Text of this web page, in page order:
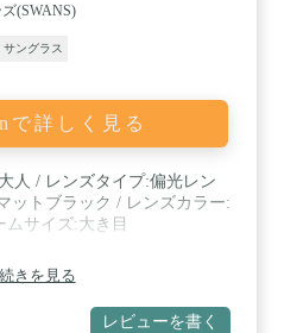
(SWANS)
サングラス
で詳しく見る
人 / レンズタイプ:偏光レン
ットブラック / レンズカラー:
サイズ:大き目
続きを見る
レビューを書く